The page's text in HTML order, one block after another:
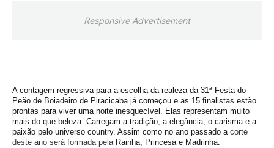
Responsive Advertisement
A contagem regressiva para a escolha da realeza da 31ª Festa do
Peão de Boiadeiro de Piracicaba já começou e as 15 finalistas estão
prontas para viver uma noite inesquecível. Elas representam muito
mais do que beleza. Carregam a tradição, a elegância, o carisma e a
paixão pelo universo country. Assim como no ano passado a corte
deste ano será formada pela Rainha, Princesa e Madrinha.